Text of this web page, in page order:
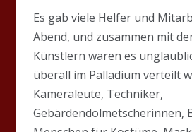
Es gab viele Helfer und
Abend, und zusammen mit
Künstlern waren es
überall im Palladium verteilt
Kameraleute, Techniker,
Gebärdendolmetscherinnen,